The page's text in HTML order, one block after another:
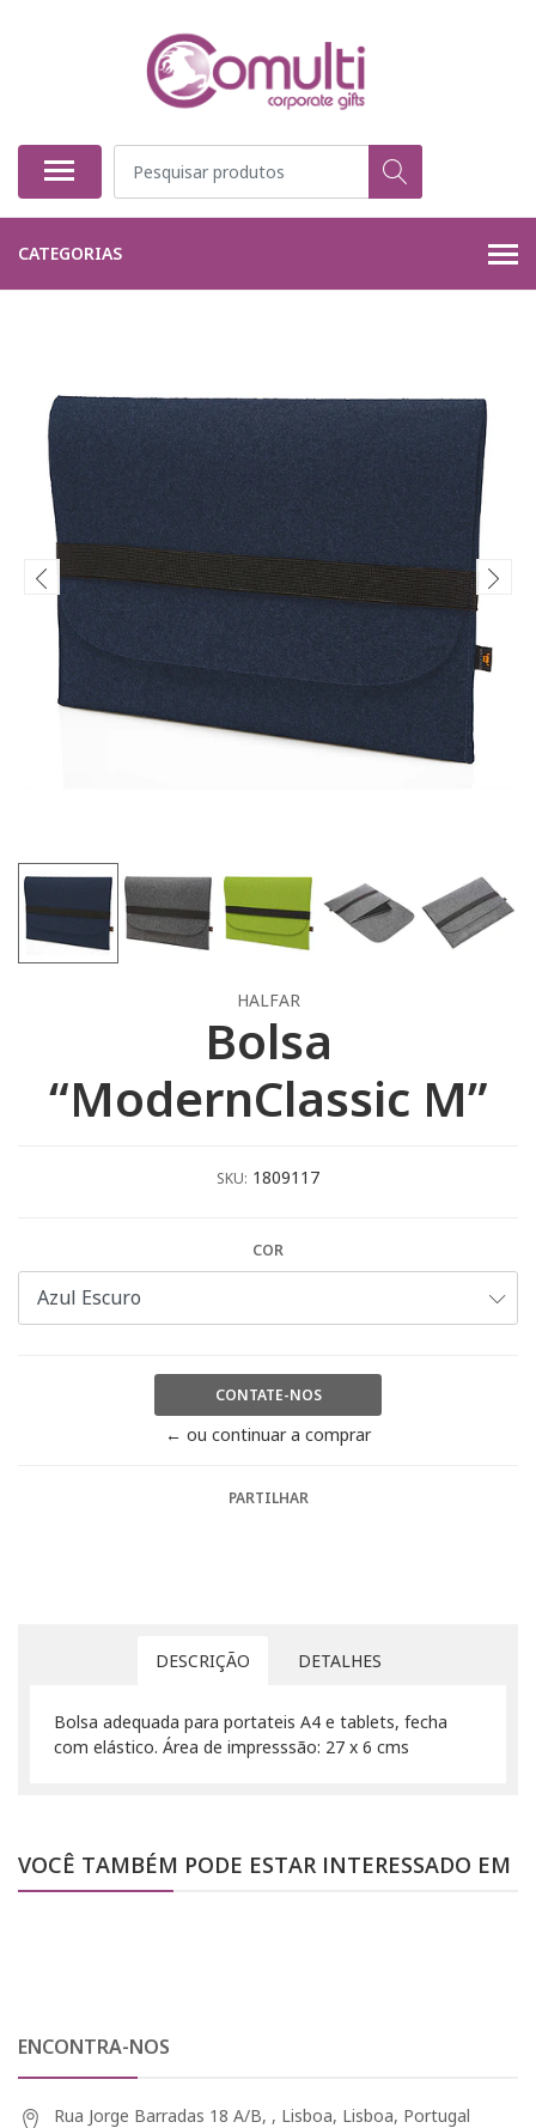
CATEGORIAS
HALFAR
Bolsa
“ModernClassic M”
SKU: 1809117
COR
CONTATE-NOS
← ou continuar a comprar
PARTILHAR
DESCRIÇÃO DETALHES
Bolsa adequada para portateis A4 e tablets, fecha
com elástico. Área de impresssão: 27 x 6 cms
VOCÊ TAMBÉM PODE ESTAR INTERESSADO EM
ENCONTRA-NOS
Rua Jorge Barradas 18 A/B, , Lisboa, Lisboa, Portugal